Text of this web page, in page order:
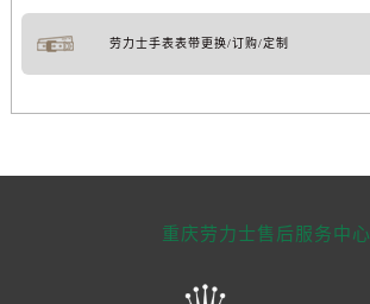
劳力士手表表带更换/订购/定制
重庆劳力士售后服务中心